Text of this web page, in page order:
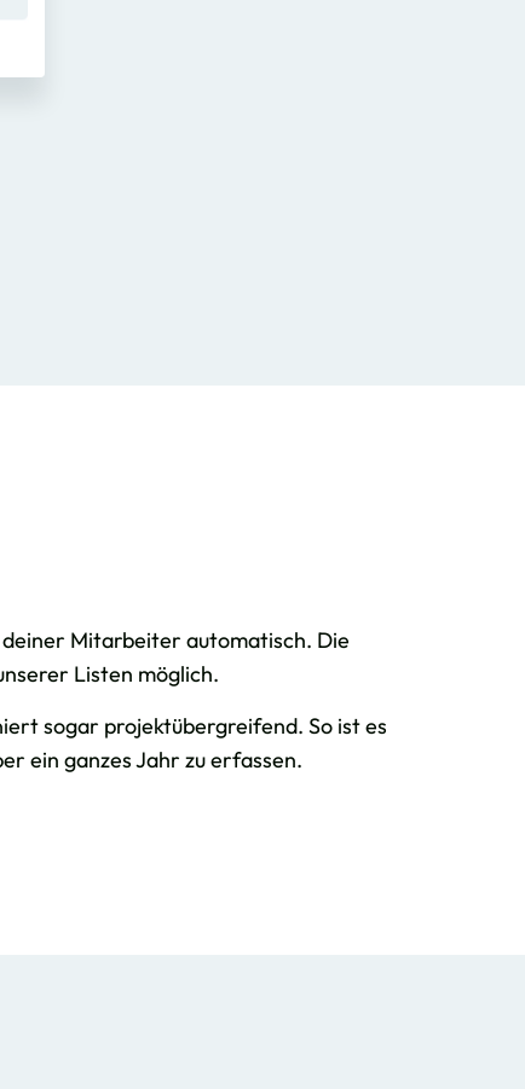
deiner Mitarbeiter automatisch. Die
Listen möglich.
sogar projektübergreifend. So ist es
ein ganzes Jahr zu erfassen.